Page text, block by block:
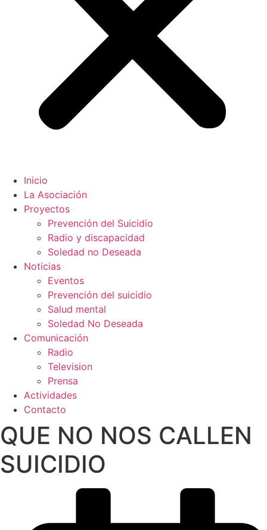
Inicio
La Asociación
Proyectos
Prevención del Suicidio
Radio y discapacidad
Soledad no Deseada
Noticias
Eventos
Prevención del suicidio
Salud mental
Soledad No Deseada
Comunicación
Radio
Television
Prensa
Actividades
Contacto
QUE NO NOS CALLEN
SUICIDIO